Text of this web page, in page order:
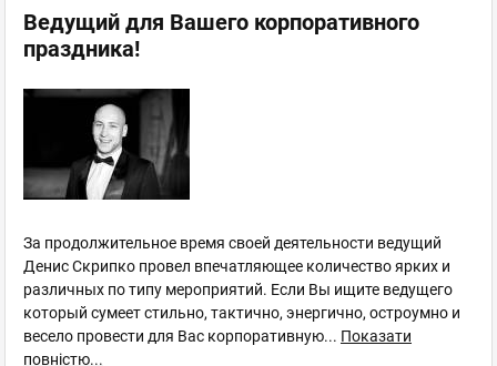
Ведущий для Вашего корпоративного
праздника!
За продолжительное время своей деятельности ведущий
Денис Скрипко провел впечатляющее количество ярких и
различных по типу мероприятий. Если Вы ищите ведущего
который сумеет стильно, тактично, энергично, остроумно и
весело провести для Вас корпоративную... Показати
повністю...